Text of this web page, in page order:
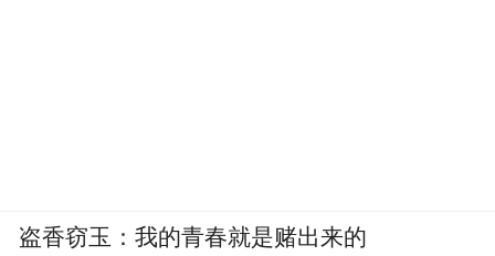
盗香窃玉：我的青春就是赌出来的